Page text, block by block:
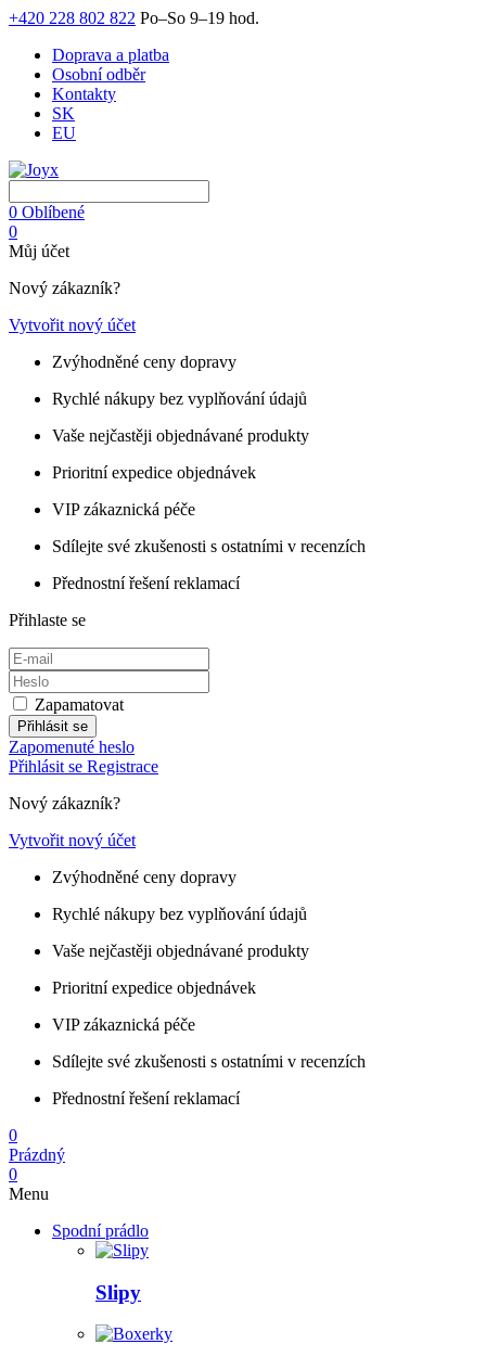
+420 228 802 822 Po–So 9–19 hod.
Doprava a platba
Osobní odběr
Kontakty
SK
EU
0 Oblíbené
0
Můj účet
Nový zákazník?
Vytvořit nový účet
Zvýhodněné ceny dopravy
Rychlé nákupy bez vyplňování údajů
Vaše nejčastěji objednávané produkty
Prioritní expedice objednávek
VIP zákaznická péče
Sdílejte své zkušenosti s ostatními v recenzích
Přednostní řešení reklamací
Přihlaste se
Zapamatovat
Přihlásit se
Zapomenuté heslo
Přihlásit se Registrace
Nový zákazník?
Vytvořit nový účet
Zvýhodněné ceny dopravy
Rychlé nákupy bez vyplňování údajů
Vaše nejčastěji objednávané produkty
Prioritní expedice objednávek
VIP zákaznická péče
Sdílejte své zkušenosti s ostatními v recenzích
Přednostní řešení reklamací
0
Prázdný
0
Menu
Spodní prádlo
Slipy